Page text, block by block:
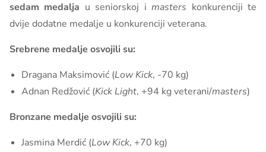
sedam medalja u seniorskoj imasters konkurenciji te
dvije dodatne medalje u konkurenciji veterana.
Srebrene medalje osvojili su:
Dragana Maksimović (Low Kick, -70 kg)
Adnan Redžović (Kick Light, +94 kg veterani/masters)
Bronzane medalje osvojili su:
Jasmina Merdić (Low Kick, +70 kg)